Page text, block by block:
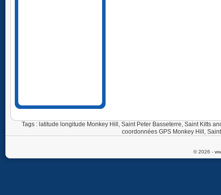
Tags : latitude longitude Monkey Hill, Saint Peter Basseterre, Saint Kitts
coordonnées GPS Monkey Hill,
© 2026 -